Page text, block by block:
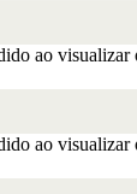
ao
ao